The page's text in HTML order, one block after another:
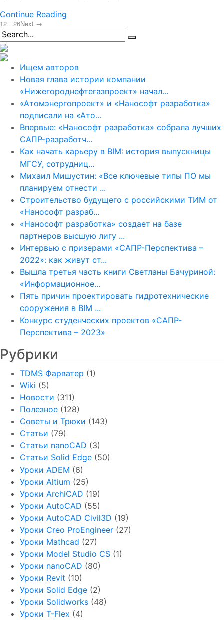
Continue Reading
12…26Next →
Ищем авторов
Новая глава истории компании
«Нижегороднефтегазпроект» начал...
«Атомэнергопроект» и «Нанософт разработка»
подписали на «Ато...
Впервые: «Нанософт разработка» собрала лучших
САПР-разработч...
Как начать карьеру в BIM: история выпускницы
МГСУ, сотрудниц...
Михаил Мишустин: «Все ключевые типы ПО мы
планируем отнести ...
Строительство будущего с российскими ТИМ от
«Нанософт разраб...
«Нанософт разработка» создает на базе
партнеров высшую лигу ...
Интервью с призерами «САПР-Перспектива –
2022»: как живут ст...
Вышла третья часть книги Светланы Бачуриной:
«Информационное...
Пять причин проектировать гидротехнические
сооружения в BIM ...
Конкурс студенческих проектов «САПР-
Перспектива – 2023»
Рубрики
TDMS Фарватер (1)
Wiki (5)
Новости (311)
Полезное (128)
Советы и Трюки (143)
Статьи (79)
Статьи nanoCAD (3)
Статьи Solid Edge (50)
Уроки ADEM (6)
Уроки Altium (25)
Уроки ArchiCAD (19)
Уроки AutoCAD (55)
Уроки AutoCAD Civil3D (19)
Уроки Creo ProEngineer (27)
Уроки Mathcad (27)
Уроки Model Studio CS (1)
Уроки nanoCAD (80)
Уроки Revit (10)
Уроки Solid Edge (2)
Уроки Solidworks (48)
Уроки T-Flex (4)